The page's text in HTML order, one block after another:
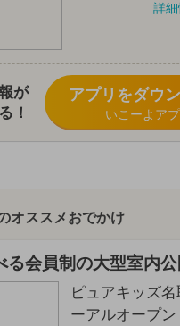
詳
が
！
アプリをダウ
いこーよア
オススメおでかけ
る会員制の大型室内公
ピュアキッズ名
ーアルオープン